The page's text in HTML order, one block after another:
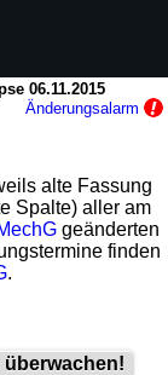
06.11.2015
Änderungsalarm
alte Fassung
Spalte) aller am
geänderten
finden
.
überwachen!